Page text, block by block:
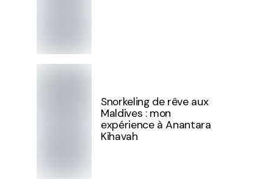
Snorkeling de rêve aux
Maldives : mon
expérience à Anantara
Kihavah